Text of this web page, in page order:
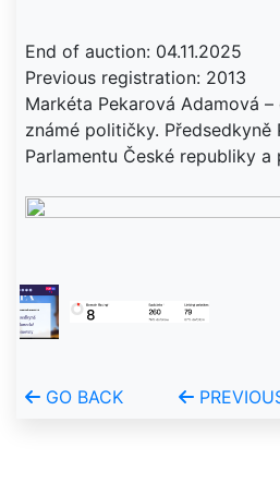
End of auction: 04.11.2025
Previous registration: 2013
Markéta Pekarová Adamová
známé političky. Předsedkyně
Parlamentu České republiky a
GO BACK